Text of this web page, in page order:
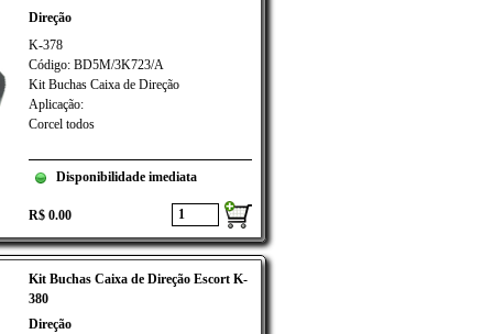
Direção
K-378
Código: BD5M/3K723/A
Kit Buchas Caixa de Direção
Aplicação:
Corcel todos
Disponibilidade imediata
R$ 0.00
Kit Buchas Caixa de Direção Escort K-
380
Direção